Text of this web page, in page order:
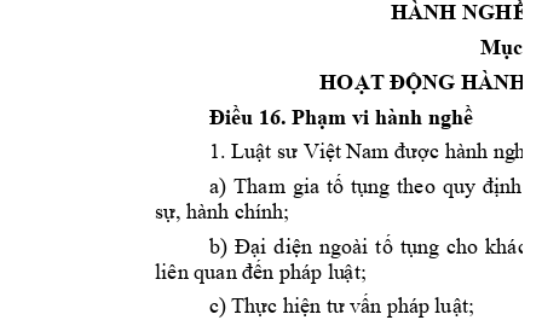
HÀNH NGHỀ
Mục
HOẠT ĐỘNG HÀNH
Điều 16. Phạm vi hành nghề
1. Luật sư Việt Nam được hành nghề
a) Tham gia tố tụng theo quy định
sự, hành chính;
b) Đại diện ngoài tố tụng cho
liên quan đến pháp luật;
c) Thực hiện tư vấn pháp luật;